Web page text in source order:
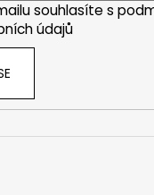
souhlasíte s
údajů